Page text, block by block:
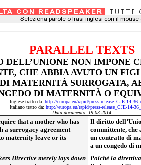
PARALLEL TEXTS
DELL’UNIONE NON IMPONE
CHE ABBIA AVUTO UN
MATERNITÀ SURROGATA,
DI MATERNITÀ O
Inglese tratto da: http://europa.eu/rapid/press-release_CJE-14-
Italiano tratto da: http://europa.eu/rapid/press-release_CJE-14-
Data documento: 19-03-2014
that a mother who has
a surrogacy agreement
maternity leave or its
Il diritto
committente,
un contratto di
a un congedo di
Directive merely lays down
Poiché la